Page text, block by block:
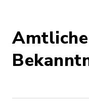
Amtliche